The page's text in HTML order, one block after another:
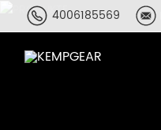
4006185569